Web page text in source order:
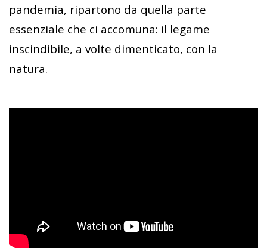
pandemia, ripartono da quella parte
essenziale che ci accomuna: il legame
inscindibile, a volte dimenticato, con la
natura.